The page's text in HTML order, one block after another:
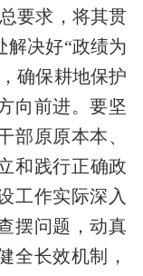
要求，将其贯
解决好“政绩为
确保耕地保护
向前进。要坚
部原原本本、
和践行正确政
工作实际深入
摆问题 ，动真
全长效机制
，